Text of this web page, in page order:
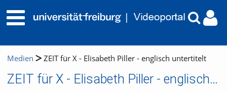
Medien ZEIT für X - Elisabeth Piller - englisch untertitelt
ZEIT für X - Elisabeth Piller - englisch untertitelt